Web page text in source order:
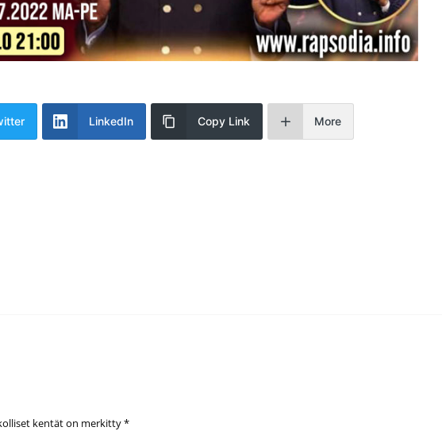
LinkedIn Copy Link More
kentät on merkitty*